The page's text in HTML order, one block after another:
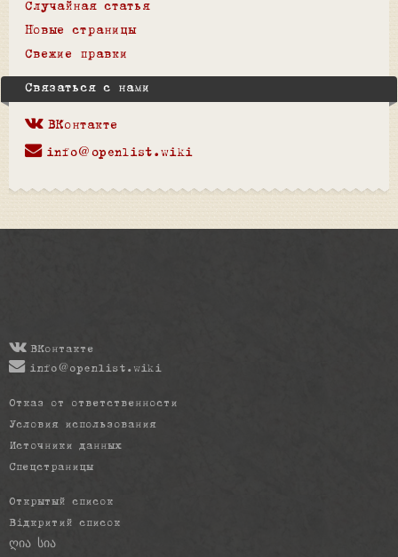
Случайная статья
Новые страницы
Свежие правки
Связаться с нами
ВКонтакте
info@openlist.wiki
ВКонтакте
info@openlist.wiki
Отказ от ответственности
Условия использования
Источники данных
Спецстраницы
Открытый список
Відкритий список
ღია სია